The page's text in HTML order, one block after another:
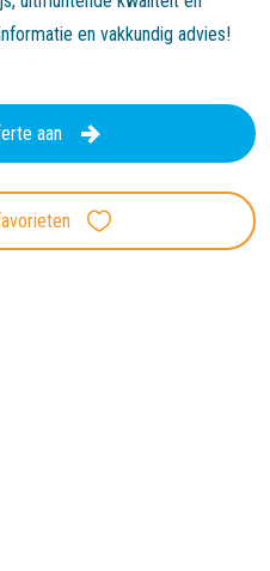
en vakkundig advies!
aan